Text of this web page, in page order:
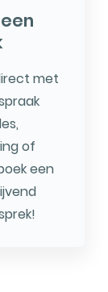
met
of
een